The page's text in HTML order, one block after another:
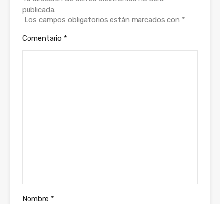
publicada.
Los campos obligatorios están marcados con *
Comentario *
Nombre *